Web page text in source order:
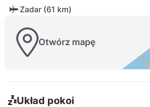
Zadar (61 km)
Otwórz mapę
Układ pokoi